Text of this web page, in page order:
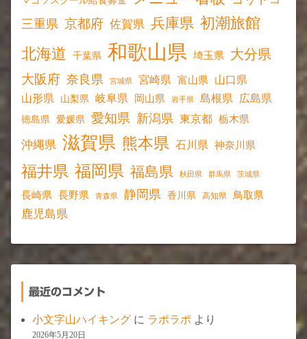
三重県 京都府 佐賀県 兵庫県 初潮旅館
北海道
千葉県 和歌山県 埼玉県 大分県
大阪府 奈良県 宮城県 宮崎県 富山県 山口県
山形県 山梨県 岐阜県 岡山県 岩手県 島根県 広島県
徳島県 愛媛県 愛知県 新潟県 東京都 栃木県
沖縄県 滋賀県 熊本県 石川県 神奈川県
福井県 福岡県 福島県 秋田県 群馬県 茨城県
長崎県 長野県 青森県 静岡県 香川県 高知県 鳥取県
鹿児島県
最近のコメント
小文字山ハイキング に ラポラポ より
2026年5月20日